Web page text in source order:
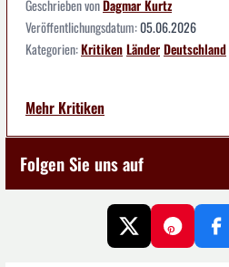
Geschrieben vonDagmar Kurtz
Veröffentlichungsdatum:05.06.2026
Kategorien:KritikenLänderDeutschland
Mehr Kritiken
Folgen Sie uns auf